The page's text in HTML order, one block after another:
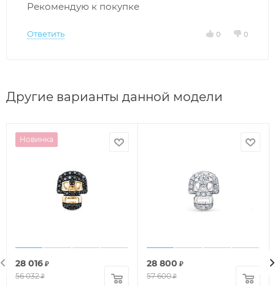
Рекомендую к покупке
Ответить 0 0
Другие варианты данной модели
Новинка
28 016 ₽
56 032₽
28 800 ₽
57 600₽